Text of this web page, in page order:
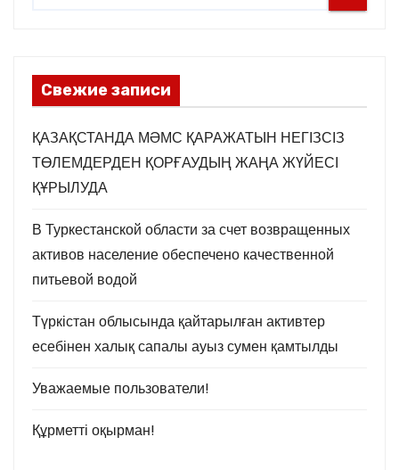
ц
и
я
а
п
и
с
е
й
Свежие записи
ҚАЗАҚСТАНДА МӘМС ҚАРАЖАТЫН НЕГІЗСІЗ
ТӨЛЕМДЕРДЕН ҚОРҒАУДЫҢ ЖАҢА ЖҮЙЕСІ
ҚҰРЫЛУДА
В Туркестанской области за счет возвращенных
активов население обеспечено качественной
питьевой водой
Түркістан облысында қайтарылған активтер
есебінен халық сапалы ауыз сумен қамтылды
Уважаемые пользователи!
Құрметті оқырман!